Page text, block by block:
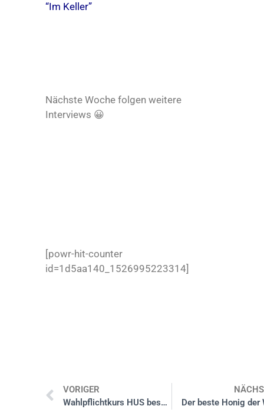
“Im Keller”
Nächste Woche folgen weitere
Interviews 😀
[powr-hit-counter
id=1d5aa140_1526995223314]
VORIGER
Wahlpflichtkurs HUS besucht Evangelische Kindertagesstätte „Arche“ in Altenkirchen
Der beste Honig der